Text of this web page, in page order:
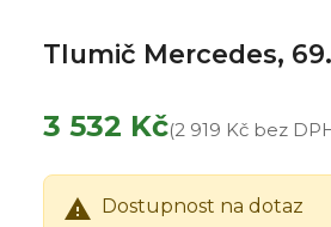
Tlumič Mercedes,
3 532 Kč(2 919 Kč bez
 Dostupnost na dotaz